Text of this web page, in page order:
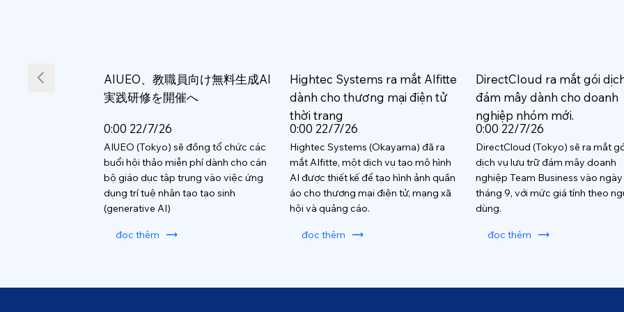
AIUEO、教職員向け無料生成AI
実践研修を開催へ
0:00 22/7/26
AIUEO (Tokyo) sẽ đồng tổ chức các
buổi hội thảo miễn phí dành cho cán
bộ giáo dục tập trung vào việc ứng
dụng trí tuệ nhân tạo tạo sinh
(generative AI)
đọc thêm
Hightec Systems ra mắt AIfitte
dành cho thương mại điện tử
thời trang
0:00 22/7/26
Hightec Systems (Okayama) đã ra
mắt AIfitte, một dịch vụ tạo mô hình
AI được thiết kế để tạo hình ảnh quần
áo cho thương mại điện tử, mạng xã
hội và quảng cáo.
đọc thêm
DirectCloud ra mắt gói
đám mây dành cho doanh
nghiệp nhóm mới.
0:00 22/7/26
DirectCloud (Tokyo) sẽ ra mắt
dịch vụ lưu trữ đám mây doanh
nghiệp Team Business vào ngày
tháng 9, với mức giá tính theo
dùng.
đọc thêm